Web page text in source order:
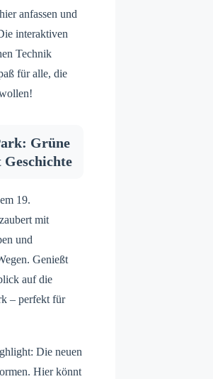
anfassen und
interaktiven
Technik
für alle, die
Grüne
Geschichte
19.
mit
und
Genießt
auf die
– perfekt für
Die neuen
Hier könnt